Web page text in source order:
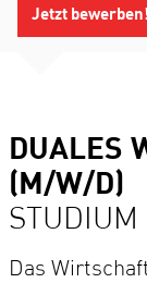
Jetzt bewerben!
DUALES
(M/W/D)
STUDIUM
Das